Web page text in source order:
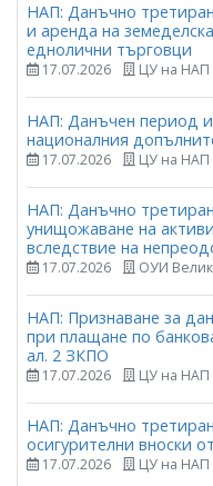
НАП: Данъчно
и аренда на
еднолични търговци
17.07.2026 ЦУ на НАП
НАП: Данъчен период и
националния
17.07.2026 ЦУ на НАП
НАП: Данъчно
унищожаване на
вследствие на
17.07.2026 ОУИ
НАП: Признаване за
при плащане по
ал. 2 ЗКПО
17.07.2026 ЦУ на НАП
НАП: Данъчно
осигурителни вноски
17.07.2026 ЦУ на НАП